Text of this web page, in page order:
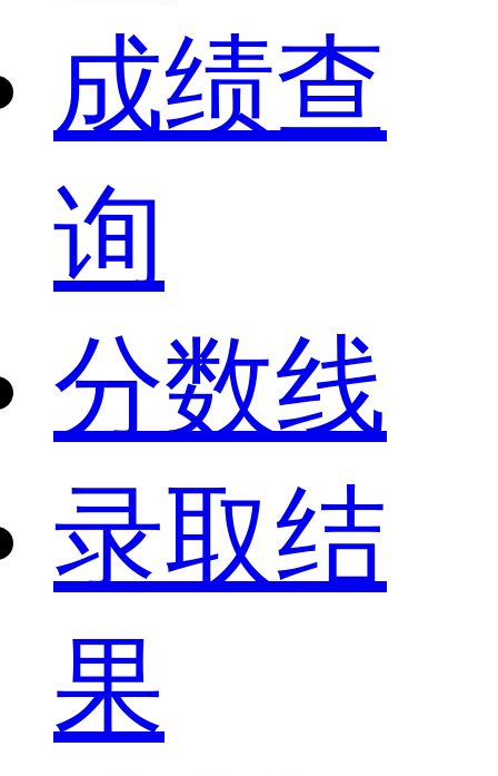
成绩查
询
分数线
录取结
果